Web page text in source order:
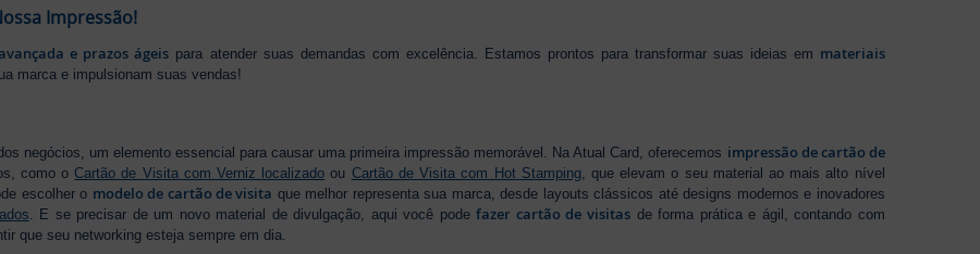
Impressão!
e prazos ágeis para atender suas demandas com excelência. Estamos prontos para transformar suas ideias em materiais
marca e impulsionam suas vendas!
negócios, um elemento essencial para causar uma primeira impressão memorável. Na Atual Card, oferecemos impressão de cartão de
como oCartão de Visita com Verniz localizado ou Cartão de Visita com Hot Stamping, que elevam o seu material ao mais alto nível
escolher o modelo de cartão de visita que melhor representa sua marca, desde layouts clássicos até designs modernos e inovadores
. E se precisar de um novo material de divulgação, aqui você podefazer cartão de visitasde forma prática e ágil, contando com
que seu networking esteja sempre em dia.